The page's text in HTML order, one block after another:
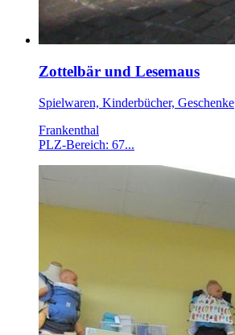
Zottelbär und Lesemaus
Spielwaren, Kinderbücher, Geschenke
Frankenthal
PLZ-Bereich: 67...